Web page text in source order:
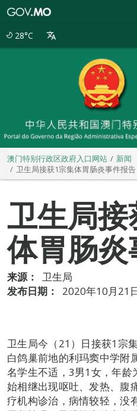
28°C
澳门特别行政区政府入口网站
新闻
卫生局接获1宗集体胃肠炎事件报告
卫生局
体胃肠
来源：
卫生局
发布日期：
2020年10月21
卫生局今（21）日接获1宗
白鸽巢前地的利玛窦中学附
名学生不适，3男1女，年
始相继出现呕吐、发热、腹
疗机构诊治，病情较轻，没